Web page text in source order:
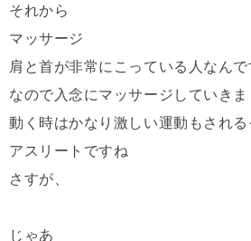
それから
マッサージ
肩と首が非常にこっている人なんで
なので入念にマッサージしていきま
動く時はかなり激しい運動もされ
アスリートですね
さすが、
じゃあ